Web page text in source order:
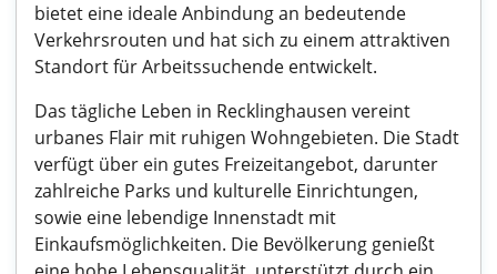
bietet eine ideale Anbindung an bedeutende
Verkehrsrouten und hat sich zu einem attraktiven
Standort für Arbeitssuchende entwickelt.
Das tägliche Leben in Recklinghausen vereint
urbanes Flair mit ruhigen Wohngebieten. Die Stadt
verfügt über ein gutes Freizeitangebot, darunter
zahlreiche Parks und kulturelle Einrichtungen,
sowie eine lebendige Innenstadt mit
Einkaufsmöglichkeiten. Die Bevölkerung genießt